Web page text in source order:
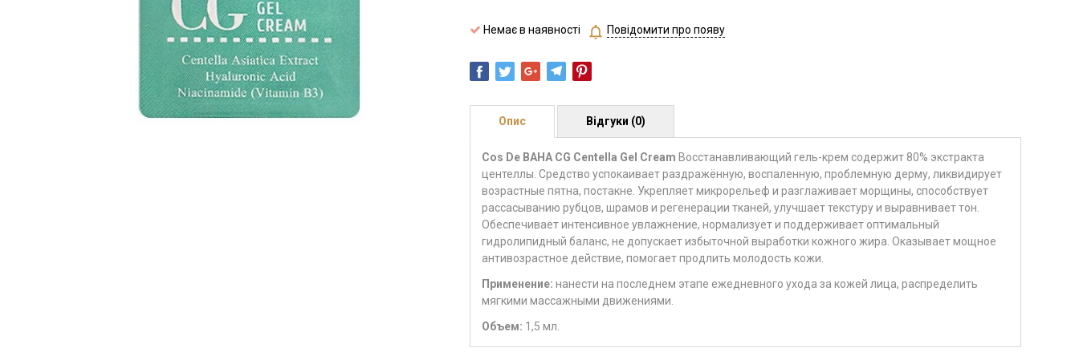
Немає в наявності Повідомити про появу
Опис
Cos De BAHA CG Centella Gel Cream Восстанавливающий гель-крем содержит 80% экстракта
центеллы. Средство успокаивает раздражённую, воспаленную, проблемную дерму, ликвидирует
возрастные пятна, постакне. Укрепляет микрорельеф и разглаживает морщины, способствует
рассасыванию рубцов, шрамов и регенерации тканей, улучшает текстуру и выравнивает тон.
Обеспечивает интенсивное увлажнение, нормализует и поддерживает оптимальный
гидролипидный баланс, не допускает избыточной выработки кожного жира. Оказывает мощное
антивозрастное действие, помогает продлить молодость кожи.
Применение: нанести на последнем этапе ежедневного ухода за кожей лица, распределить
мягкими массажными движениями.
Объем: 1,5 мл.
Відгуки (0)